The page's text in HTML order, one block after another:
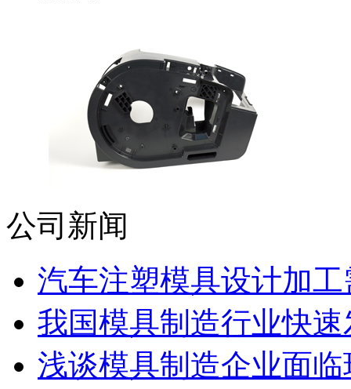
公司新闻
汽车注塑模具设计加
我国模具制造行业快
浅谈模具制造企业面